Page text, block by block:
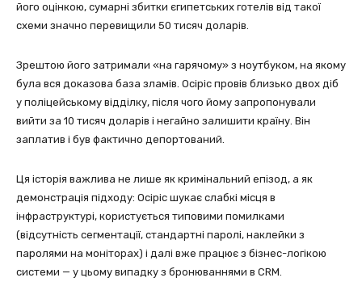
його оцінкою, сумарні збитки єгипетських готелів від такої
схеми значно перевищили 50 тисяч доларів.
Зрештою його затримали «на гарячому» з ноутбуком, на якому
була вся доказова база зламів. Осіріс провів близько двох діб
у поліцейському відділку, після чого йому запропонували
вийти за 10 тисяч доларів і негайно залишити країну. Він
заплатив і був фактично депортований.
Ця історія важлива не лише як кримінальний епізод, а як
демонстрація підходу: Осіріс шукає слабкі місця в
інфраструктурі, користується типовими помилками
(відсутність сегментації, стандартні паролі, наклейки з
паролями на моніторах) і далі вже працює з бізнес-логікою
системи — у цьому випадку з бронюваннями в CRM.